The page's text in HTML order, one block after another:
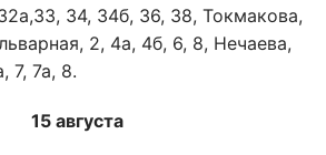
34, 34б, 36, 38, Токмакова,
2, 4а, 4б, 6, 8, Нечаева,
7, 7а, 8.
15августа